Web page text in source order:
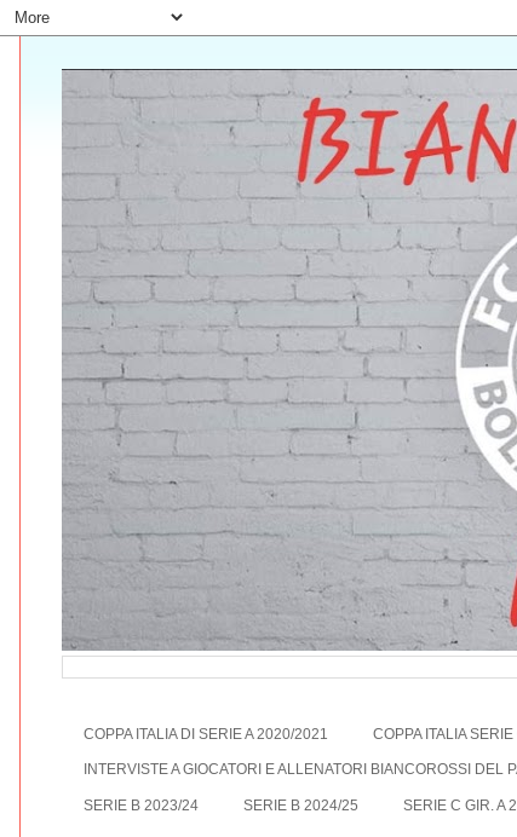
COPPA ITALIA DI SERIE A 2020/2021 COPPA ITALIA
INTERVISTE A GIOCATORI E ALLENATORI BIANCOROSSI DEL
SERIE B 2023/24 SERIE B 2024/25 SERIE C GIR. A